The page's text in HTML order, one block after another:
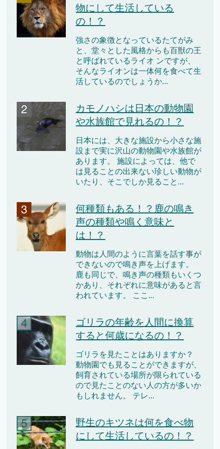
物にして生活している
の！？
強さの象徴となっているたてがみ
と、堂々とした風格からも百獣の王
と呼ばれているライオ ンですが、
そんなライオンは一体何を食べて生
活しているのでしょうか...
カモノハシは日本の動物園
や水族館で見れるの！？
日本には、大きな施設から小さな施
設まで実に沢山の動物園や水族館が
あります。 施設によっては、他で
は見ることの出来ない珍しい動物が
いたり、そこでしか見ること...
何種類もある！？鹿の鳴き
声の種類や鳴く意味と
は！？
動物は人間のように言葉を話す事が
できないので鳴き声を上げます。
鹿も同じで、鳴き声の種類もいくつ
かあり、それぞれに意味があると言
われています。 ここ...
ゴリラの年齢を人間に換算
すると何歳になるの！？
ゴリラを見たことはありますか？
動物園でも見ることができますが、
飼育されている場所が限られている
ので見たことのない人の方が多いか
もしれません。 テレ...
野生のキツネは何を食べ物
にして生活しているの！？